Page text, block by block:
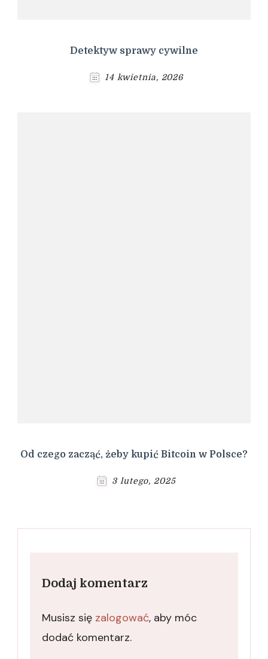
Detektyw sprawy cywilne
14 kwietnia, 2026
Od czego zacząć, żeby kupić Bitcoin w Polsce?
3 lutego, 2025
Dodaj komentarz
Musisz się zalogować, aby móc
dodać komentarz.